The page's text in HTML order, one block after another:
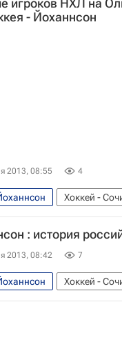
игроков НХЛ на
- Йоханнсон
2013, 08:55 4
Хоккей -
спортивный
до старта зимних
Олимпийские игры 2014
: история
2013, 08:42 7
Хоккей -
Олимпийские игры